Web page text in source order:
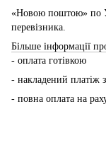
«Новою поштою» по
перевізника.
Більше інформації
- оплата готівкою
- накладений платіж
- повна оплата на